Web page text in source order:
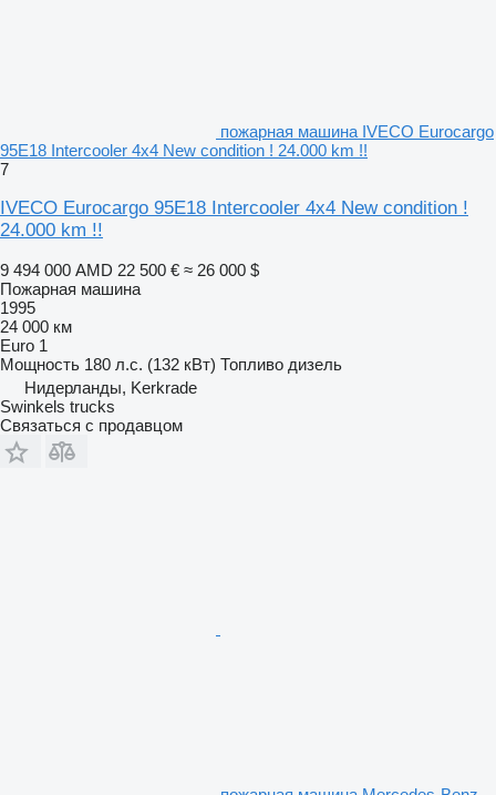
пожарная машина IVECO Eurocargo
95E18 Intercooler 4x4 New condition ! 24.000 km !!
7
IVECO Eurocargo 95E18 Intercooler 4x4 New condition !
24.000 km !!
9 494 000 AMD 22 500 € ≈ 26 000 $
Пожарная машина
1995
24 000 км
Euro 1
Мощность 180 л.с. (132 кВт) Топливо дизель
Нидерланды, Kerkrade
Swinkels trucks
Связаться с продавцом